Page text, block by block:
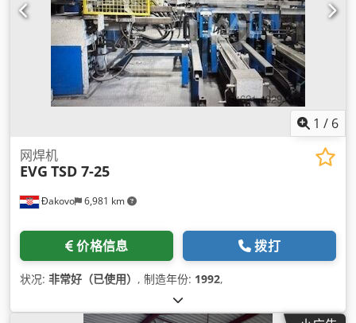
1 / 6
Đakovo 6,981 km
网焊机
EVG TSD 7-25
价格信息 拨打
状况: 非常好（已使用） , 制造年份: 1992,